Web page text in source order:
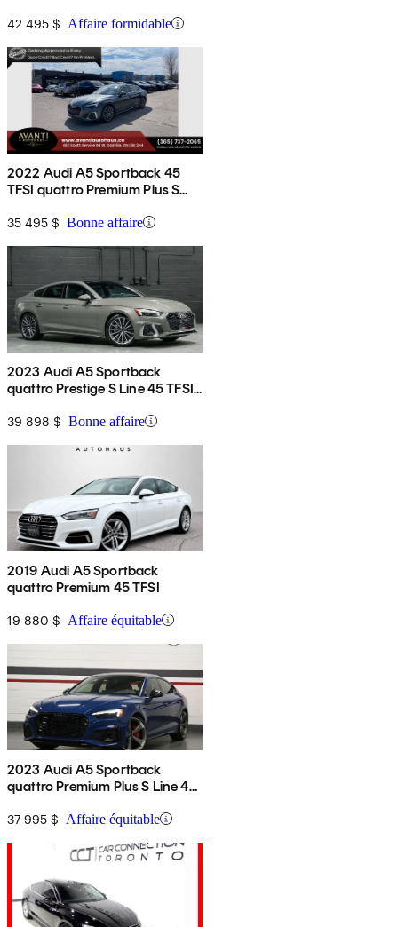
42 495 $ Affaire formidable
2022 Audi A5 Sportback 45
TFSI quattro Premium Plus S
35 495 $ Bonne affaire
2023 Audi A5 Sportback
quattro Prestige S Line 45 TFSI
39 898 $ Bonne affaire
2019 Audi A5 Sportback
quattro Premium 45 TFSI
19 880 $ Affaire équitable
2023 Audi A5 Sportback
quattro Premium Plus S Line 45
37 995 $ Affaire équitable